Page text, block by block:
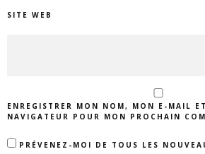
SITE WEB
ENREGISTRER MON NOM, MON E-MAIL
NAVIGATEUR POUR MON PROCHAIN
PRÉVENEZ-MOI DE TOUS LES